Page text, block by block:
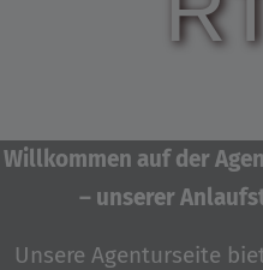
Willkommen auf der
– unserer
Unsere Agenturseite